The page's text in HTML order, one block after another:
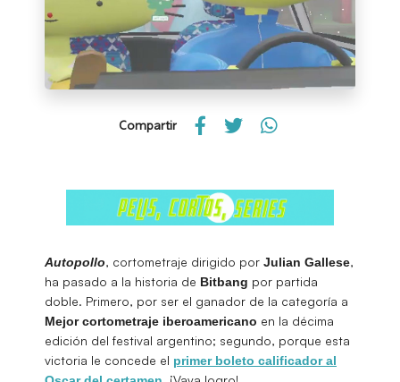
Compartir
Autopollo, cortometraje dirigido por Julian Gallese,
ha pasado a la historia de Bitbang por partida
doble. Primero, por ser el ganador de la categoría a
Mejor cortometraje iberoamericano en la décima
edición del festival argentino; segundo, porque esta
victoria le concede el primer boleto calificador al